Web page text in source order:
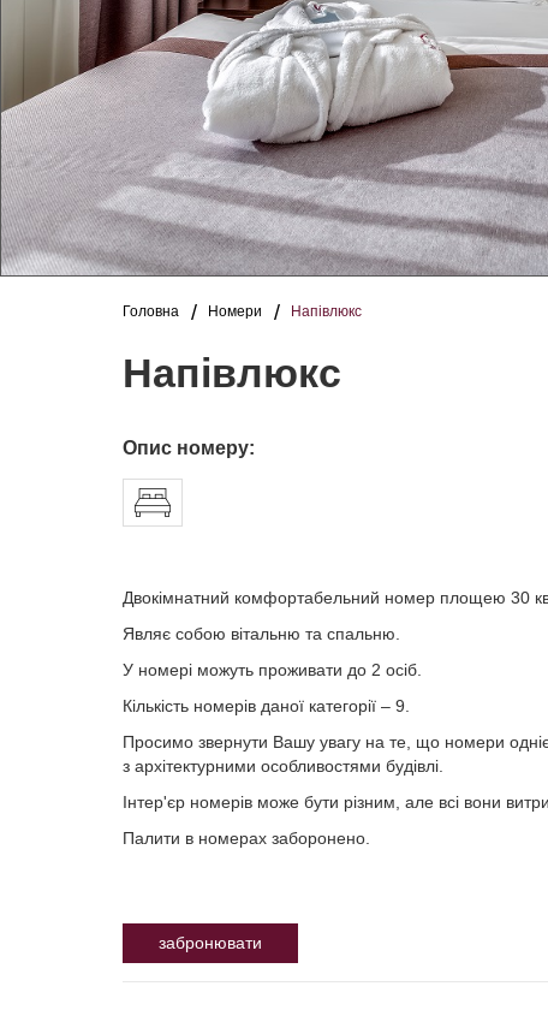
Головна Номери Напівлюкс
Напівлюкс
Опис номеру:
Двокімнатний комфортабельний номер площею 30
Являє собою вітальню та спальню.
У номері можуть проживати до 2 осіб.
Кількість номерів даної категорії – 9.
Просимо звернути Вашу увагу на те, що номери
з архітектурними особливостями будівлі.
Інтер'єр номерів може бути різним, але всі вони
Палити в номерах заборонено.
забронювати